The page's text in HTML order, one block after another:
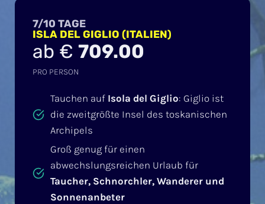
7/10 TAGE
ISLA DEL GIGLIO (ITALIEN)
ab € 709.00
PRO PERSON
Tauchen auf Isola del Giglio: Giglio ist
die zweitgrößte Insel des toskanischen
Archipels
Groß genug für einen
abwechslungsreichen Urlaub für
Taucher, Schnorchler, Wanderer und
Sonnenanbeter